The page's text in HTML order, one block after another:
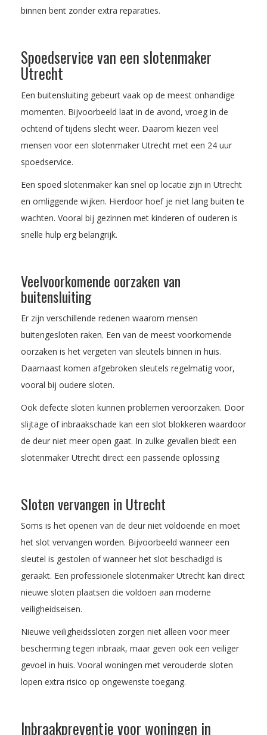
binnen bent zonder extra reparaties.
Spoedservice van een slotenmaker
Utrecht
Een buitensluiting gebeurt vaak op de meest onhandige
momenten. Bijvoorbeeld laat in de avond, vroeg in de
ochtend of tijdens slecht weer. Daarom kiezen veel
mensen voor een slotenmaker Utrecht met een 24 uur
spoedservice.
Een spoed slotenmaker kan snel op locatie zijn in Utrecht
en omliggende wijken. Hierdoor hoef je niet lang buiten te
wachten. Vooral bij gezinnen met kinderen of ouderen is
snelle hulp erg belangrijk.
Veelvoorkomende oorzaken van
buitensluiting
Er zijn verschillende redenen waarom mensen
buitengesloten raken. Een van de meest voorkomende
oorzaken is het vergeten van sleutels binnen in huis.
Daarnaast komen afgebroken sleutels regelmatig voor,
vooral bij oudere sloten.
Ook defecte sloten kunnen problemen veroorzaken. Door
slijtage of inbraakschade kan een slot blokkeren waardoor
de deur niet meer open gaat. In zulke gevallen biedt een
slotenmaker Utrecht direct een passende oplossing
Sloten vervangen in Utrecht
Soms is het openen van de deur niet voldoende en moet
het slot vervangen worden. Bijvoorbeeld wanneer een
sleutel is gestolen of wanneer het slot beschadigd is
geraakt. Een professionele slotenmaker Utrecht kan direct
nieuwe sloten plaatsen die voldoen aan moderne
veiligheidseisen.
Nieuwe veiligheidssloten zorgen niet alleen voor meer
bescherming tegen inbraak, maar geven ook een veiliger
gevoel in huis. Vooral woningen met verouderde sloten
lopen extra risico op ongewenste toegang.
Inbraakpreventie voor woningen in